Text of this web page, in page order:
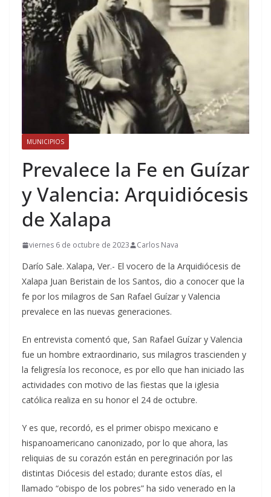
MUNICIPIOS
Prevalece la Fe en Guízar
y Valencia: Arquidiócesis
de Xalapa
viernes 6 de octubre de 2023 Carlos Nava
Darío Sale. Xalapa, Ver.- El vocero de la Arquidiócesis de
Xalapa Juan Beristain de los Santos, dio a conocer que la
fe por los milagros de San Rafael Guízar y Valencia
prevalece en las nuevas generaciones.
En entrevista comentó que, San Rafael Guízar y Valencia
fue un hombre extraordinario, sus milagros trascienden y
la feligresía los reconoce, es por ello que han iniciado las
actividades con motivo de las fiestas que la iglesia
católica realiza en su honor el 24 de octubre.
Y es que, recordó, es el primer obispo mexicano e
hispanoamericano canonizado, por lo que ahora, las
reliquias de su corazón están en peregrinación por las
distintas Diócesis del estado; durante estos días, el
llamado “obispo de los pobres” ha sido venerado en la